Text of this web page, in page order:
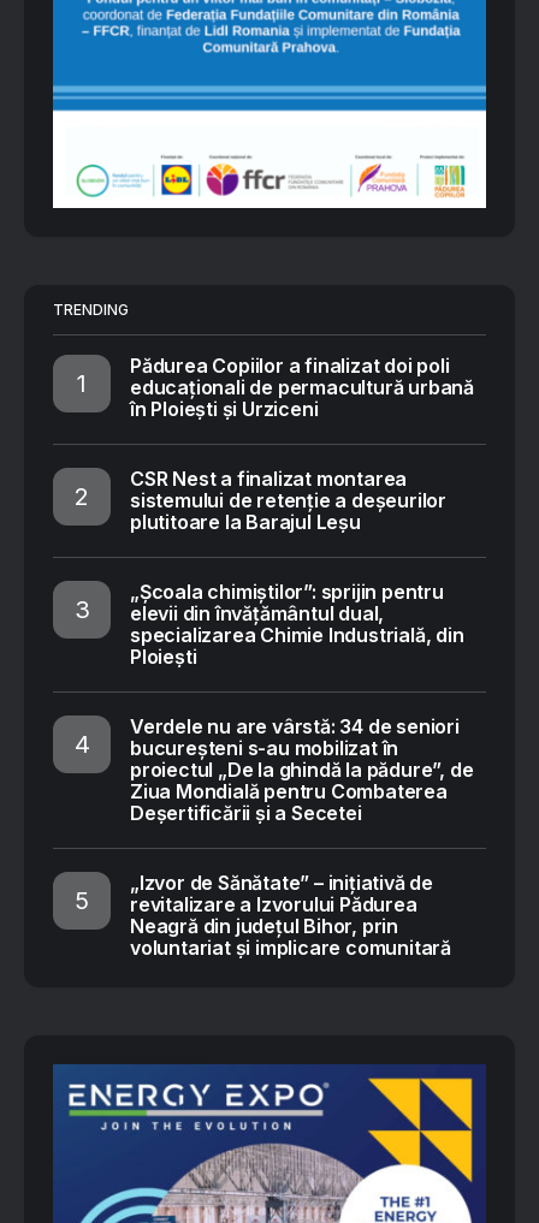
TRENDING
Pădurea Copiilor a finalizat doi poli
educaționali de permacultură urbană
în Ploiești și Urziceni
CSR Nest a finalizat montarea
sistemului de retenție a deșeurilor
plutitoare la Barajul Leșu
„Școala chimiștilor”: sprijin pentru
elevii din învățământul dual,
specializarea Chimie Industrială, din
Ploiești
Verdele nu are vârstă: 34 de seniori
bucureșteni s-au mobilizat în
proiectul „De la ghindă la pădure”, de
Ziua Mondială pentru Combaterea
Deșertificării și a Secetei
„Izvor de Sănătate” – inițiativă de
revitalizare a Izvorului Pădurea
Neagră din județul Bihor, prin
voluntariat și implicare comunitară